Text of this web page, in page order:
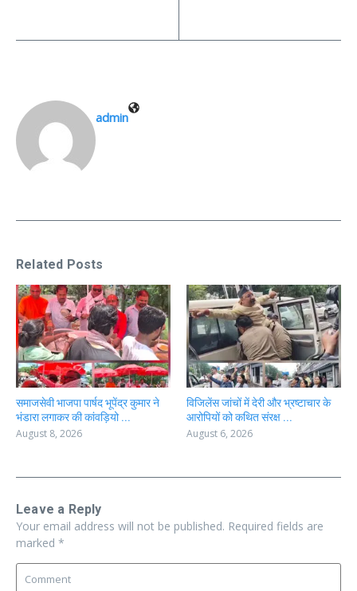
admin
Related Posts
समाजसेवी भाजपा पार्षद भूपेंद्र कुमार ने
भंडारा लगाकर की कांवड़ियो ...
August 8, 2026
विजिलेंस जांचों में देरी और भ्रष्टाचार के
आरोपियों को कथित संरक्ष ...
August 6, 2026
Leave a Reply
Your email address will not be published. Required fields are
marked *